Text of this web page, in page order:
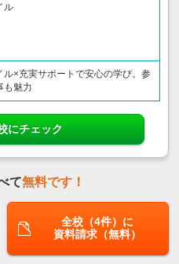
ル
ル×充実サポートで安心の学び。参
も魅力
にチェック
て無料です！
全校（4件）に
資料請求（無料）